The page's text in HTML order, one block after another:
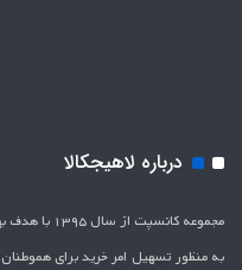
درباره لاهیجکالا
مجموعه
به منظور تسهیل امر خرید برای هموطنان